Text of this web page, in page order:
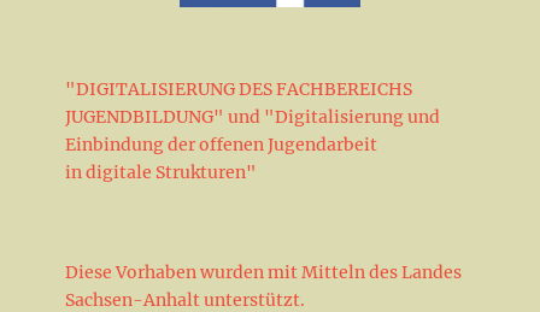
"DIGITALISIERUNG DES FACHBEREICHS
JUGENDBILDUNG" und "Digitalisierung und
Einbindung der offenen Jugendarbeit
in digitale Strukturen"
Diese Vorhaben wurden mit Mitteln des Landes
Sachsen-Anhalt unterstützt.